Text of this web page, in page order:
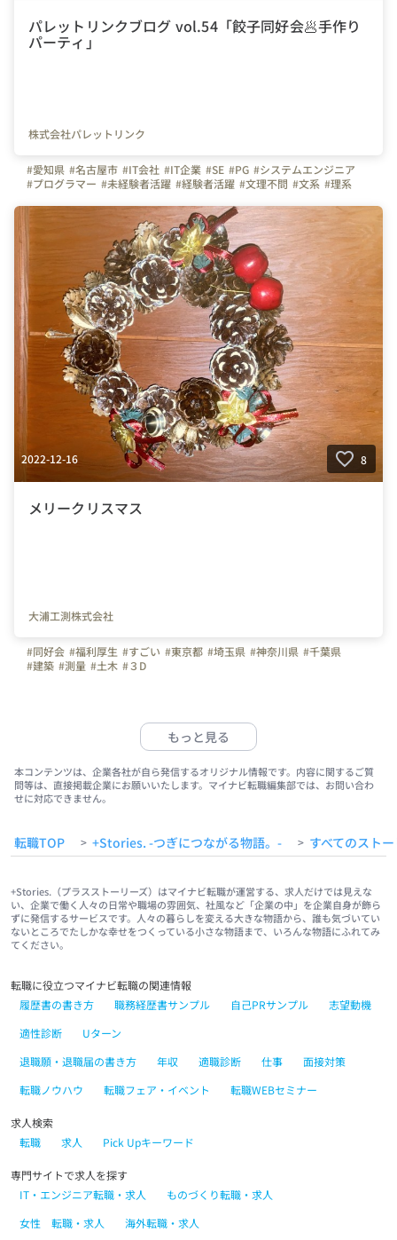
パレットリンクブログ vol.54「餃子同好会🥟手作り
パーティ」
株式会社パレットリンク
#愛知県 #名古屋市 #IT会社 #IT企業 #SE #PG #システムエンジニア
#プログラマー #未経験者活躍 #経験者活躍 #文理不問 #文系 #理系
#休日の過ごし方
#同好会 #同好会活動 #餃子同好会 #🥟
#餃子
#パーティー #社員の繋がり #会社の雰囲気
#写真で伝える会社の雰囲気 #明るい #日常
#完全週休2日制
#土日祝日休み
#繋がりを大切に #色とりどりの未来をITで
#パレットリンク #パレットリンクブログ
2022-12-16 8
メリークリスマス
大浦工測株式会社
#同好会 #福利厚生 #すごい #東京都 #埼玉県 #神奈川県 #千葉県
#建築 #測量 #土木 #３D
もっと見る
本コンテンツは、企業各社が自ら発信するオリジナル情報です。内容に関するご質
問等は、直接掲載企業にお願いいたします。マイナビ転職編集部では、お問い合わ
せに対応できません。
転職TOP > +Stories. -つぎにつながる物語。- > すべてのスト
+Stories.（プラスストーリーズ）はマイナビ転職が運営する、求人だけでは見えな
い、企業で働く人々の日常や職場の雰囲気、社風など「企業の中」を企業自身が飾ら
ずに発信するサービスです。人々の暮らしを変える大きな物語から、誰も気づいてい
ないところでたしかな幸せをつくっている小さな物語まで、いろんな物語にふれてみ
てください。
転職に役立つマイナビ転職の関連情報
履歴書の書き方
職務経歴書サンプル 自己PRサンプル
志望動機
適性診断
Uターン
退職願・退職届の書き方
年収 適職診断 仕事
面接対策
転職ノウハウ
転職フェア・イベント 転職WEBセミナー
求人検索
転職
求人 Pick Upキーワード
専門サイトで求人を探す
IT・エンジニア転職・求人
ものづくり転職・求人
女性 転職・求人
海外転職・求人